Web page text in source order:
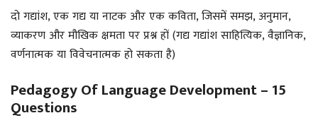
दो गद्यांश, एक गद्य या नाटक और एक कविता, जिसमें समझ, अनुमान,
व्याकरण और मौखिक क्षमता पर प्रश्न हों (गद्य गद्यांश साहित्यिक, वैज्ञानिक,
वर्णनात्मक या विवेचनात्मक हो सकता है)
Pedagogy Of Language Development – 15
Questions